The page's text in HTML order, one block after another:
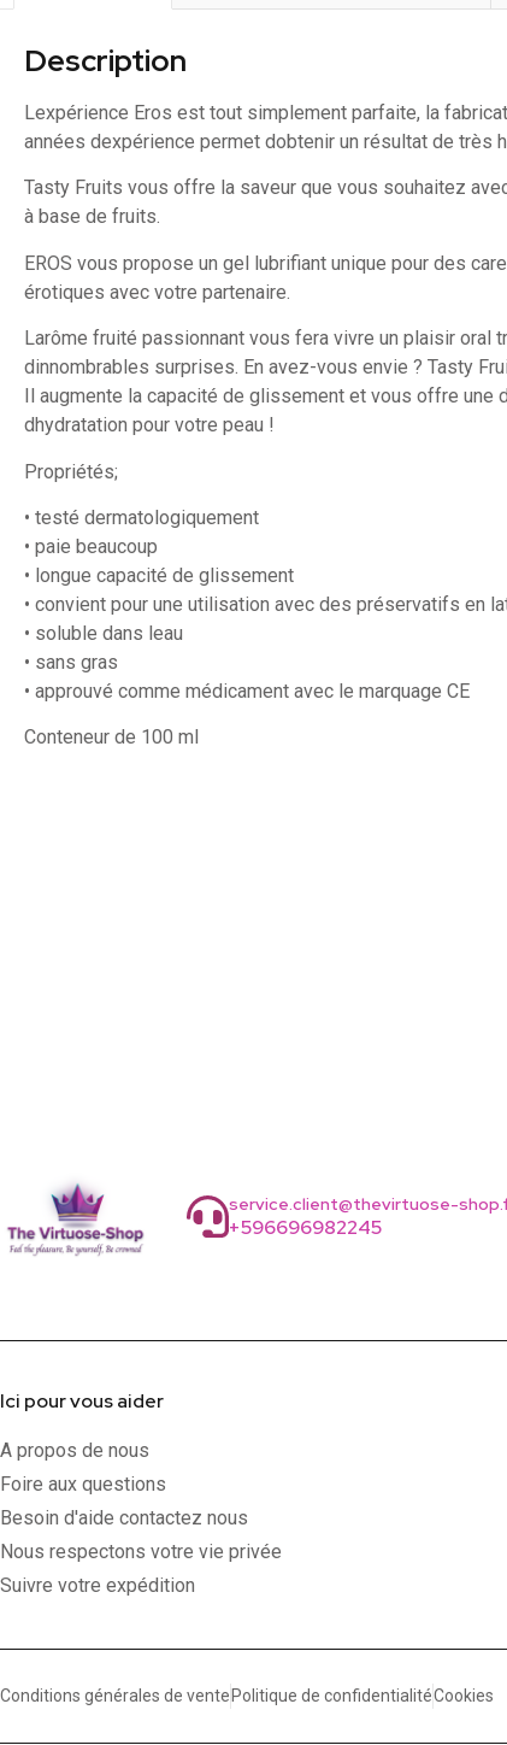
Description
Lexpérience Eros est tout simplement parfaite, la
années dexpérience permet dobtenir un résultat de très
Tasty Fruits vous offre la saveur que vous souhaitez
à base de fruits.
EROS vous propose un gel lubrifiant unique pour des
érotiques avec votre partenaire.
Larôme fruité passionnant vous fera vivre un plaisir oral
dinnombrables surprises. En avez-vous envie ? Tasty
Il augmente la capacité de glissement et vous offre une
dhydratation pour votre peau !
Propriétés;
• testé dermatologiquement
• paie beaucoup
• longue capacité de glissement
• convient pour une utilisation avec des préservatifs en
• soluble dans leau
• sans gras
• approuvé comme médicament avec le marquage CE
Conteneur de 100 ml
service.client@thevirtuose-
+596696982245
Ici pour vous aider
A propos de nous
Foire aux questions
Besoin d'aide contactez nous
Nous respectons votre vie privée
Suivre votre expédition
Conditions générales de vente Politique de confidentialitéCookies